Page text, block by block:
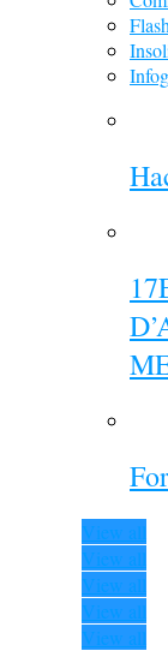
View all
View all
View all
View all
View all